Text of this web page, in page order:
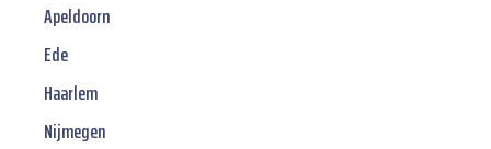
Apeldoorn
Ede
Haarlem
Nijmegen